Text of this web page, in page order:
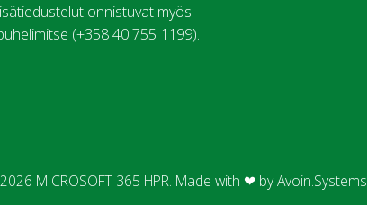
onnistuvat myös
(+358 40 755 1199).
MICROSOFT 365 HPR. Made with ❤ byAvoin.Systems